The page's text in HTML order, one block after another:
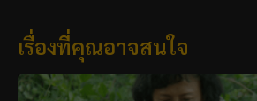
เรื่องที่คุณอาจสนใจ